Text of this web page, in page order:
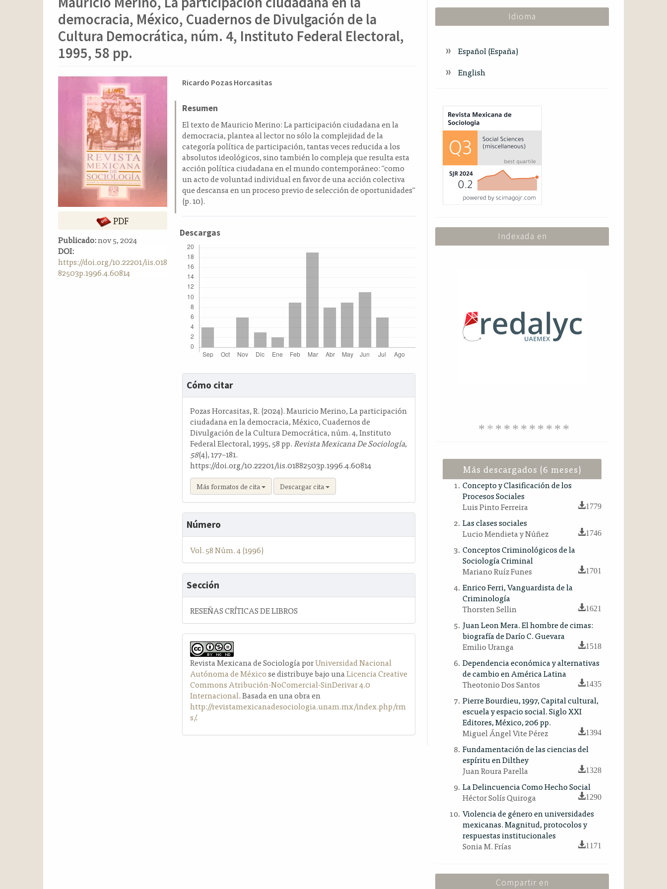
democracia, México, Cuadernos de Divulgación de la
Cultura Democrática, núm. 4, Instituto Federal Electoral,
1995, 58 pp.
lateral
artículo
PDF
Publicado:nov 5, 2024
DOI:
https://doi.org/10.22201/iis.018
82503p.1996.4.60814
Contenido
del
artículo
Ricardo Pozas Horcasitas
Resumen
El texto de Mauricio Merino: La participación ciudadana en la
democracia, plantea al lector no sólo la complejidad de la
categoría política de participación, tantas veces reducida a los
absolutos ideológicos, sino también lo compleja que resulta esta
acción política ciudadana en el mundo contemporáneo: "como
un acto de voluntad individual en favor de una acción colectiva
que descansa en un proceso previo de selección de oportunidades"
(p. 10).
Descargas
Detalles
del
artículo
Cómo citar
Pozas Horcasitas, R. (2024). Mauricio Merino, La participación
ciudadana en la democracia, México, Cuadernos de
Divulgación de la Cultura Democrática, núm. 4, Instituto
Federal Electoral, 1995, 58 pp.Revista Mexicana De Sociología,
58(4), 177–181.
https://doi.org/10.22201/iis.01882503p.1996.4.60814
Más formatos de cita Descargar cita
Número
Vol. 58 Núm. 4 (1996)
Sección
RESEÑAS CRÍTICAS DE LIBROS
Revista Mexicana de Sociología porUniversidad Nacional
Autónoma de Méxicose distribuye bajo unaLicencia Creative
Commons Atribución-NoComercial-SinDerivar 4.0
Internacional. Basada en una obra en
http://revistamexicanadesociologia.unam.mx/index.php/rm
s/.
Idioma
Español (España)
English
Index
Indexada en
Más descargados (6 meses)
Concepto y Clasificación de los
Procesos Sociales
Luis Pinto Ferreira
1779
Las clases sociales
Lucio Mendieta y Núñez
1746
Conceptos Criminológicos de la
Sociología Criminal
Mariano Ruíz Funes
1701
Enrico Ferri, Vanguardista de la
Criminología
Thorsten Sellin
1621
Juan Leon Mera. El hombre de cimas:
biografía de Darío C. Guevara
Emilio Uranga
1518
Dependencia económica y alternativas
de cambio en América Latina
Theotonio Dos Santos
1435
Pierre Bourdieu, 1997, Capital cultural,
escuela y espacio social. Siglo XXI
Editores, México, 206 pp.
Miguel Ángel Vite Pérez
1394
Fundamentación de las ciencias del
espíritu en Dilthey
Juan Roura Parella
1328
La Delincuencia Como Hecho Social
Héctor Solís Quiroga
1290
Violencia de género en universidades
mexicanas. Magnitud, protocolos y
respuestas institucionales
Sonia M. Frías
1171
Compartir en